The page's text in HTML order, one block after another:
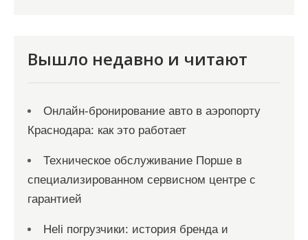
Вышло недавно и читают
Онлайн‑бронирование авто в аэропорту
Краснодара: как это работает
Техническое обслуживание Порше в
специализированном сервисном центре с
гарантией
Heli погрузчики: история бренда и